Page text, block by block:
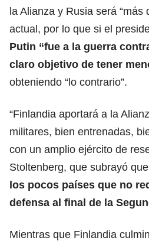
la Alianza y Rusia será “más
actual, por lo que si el
Putin “fue a la guerra
claro objetivo de tener
obteniendo “lo contrario”.
“Finlandia aportará a la
militares, bien entrenadas,
con un amplio ejército de
Stoltenberg, que subrayó
los pocos países que no
defensa al final de la
Mientras que Finlandia